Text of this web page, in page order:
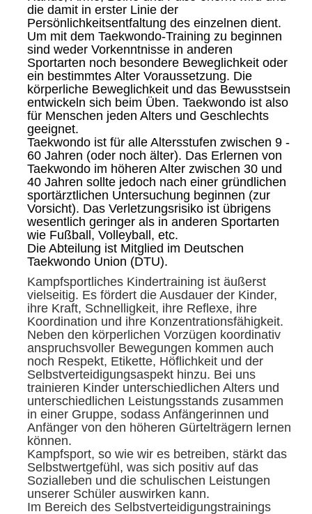
die damit in erster Linie der
Persönlichkeitsentfaltung des einzelnen dient.
Um mit dem Taekwondo-Training zu beginnen
sind weder Vorkenntnisse in anderen
Sportarten noch besondere Beweglichkeit oder
ein bestimmtes Alter Voraussetzung. Die
körperliche Beweglichkeit und das Bewusstsein
entwickeln sich beim Üben. Taekwondo ist also
für Menschen jeden Alters und Geschlechts
geeignet.
Taekwondo ist für alle Altersstufen zwischen 9 -
60 Jahren (oder noch älter). Das Erlernen von
Taekwondo im höheren Alter zwischen 30 und
40 Jahren sollte jedoch nach einer gründlichen
sportärztlichen Untersuchung beginnen (zur
Vorsicht). Das Verletzungsrisiko ist übrigens
wesentlich geringer als in anderen Sportarten
wie Fußball, Volleyball, etc.
Die Abteilung ist Mitglied im Deutschen
Taekwondo Union (DTU).
Kampfsportliches Kindertraining ist äußerst
vielseitig. Es fördert die Ausdauer der Kinder,
ihre Kraft, Schnelligkeit, ihre Reflexe, ihre
Koordination und ihre Konzentrationsfähigkeit.
Neben den körperlichen Vorzügen koordinativ
anspruchsvoller Bewegungen kommen auch
noch Respekt, Etikette, Höflichkeit und der
Selbstverteidigungsaspekt hinzu. Bei uns
trainieren Kinder unterschiedlichen Alters und
unterschiedlichen Leistungsstands zusammen
in einer Gruppe, sodass Anfängerinnen und
Anfänger von den höheren Gürtelträgern lernen
können.
Kampfsport, so wie wir es betreiben, stärkt das
Selbstwertgefühl, was sich positiv auf das
Sozialleben und die schulischen Leistungen
unserer Schüler auswirken kann.
Im Bereich des Selbstverteidigungstrainings